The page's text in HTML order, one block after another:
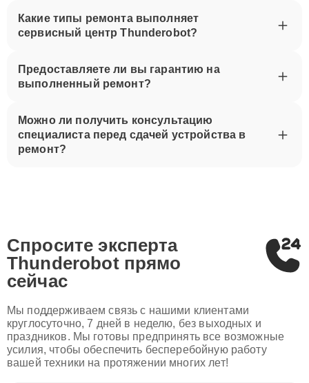
Какие типы ремонта выполняет
сервисный центр Thunderobot?
Предоставляете ли вы гарантию на
выполненный ремонт?
Можно ли получить консультацию
специалиста перед сдачей устройства в
ремонт?
Спросите эксперта
Thunderobot прямо
сейчас
Мы поддерживаем связь с нашими клиентами
круглосуточно, 7 дней в неделю, без выходных и
праздников. Мы готовы предпринять все возможные
усилия, чтобы обеспечить бесперебойную работу
вашей техники на протяжении многих лет!